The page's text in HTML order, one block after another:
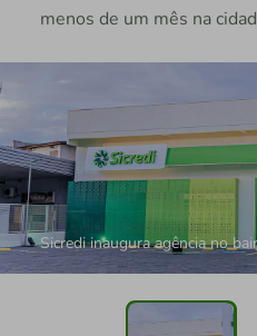
menos de um mês na
Sicredi inaugura agência no